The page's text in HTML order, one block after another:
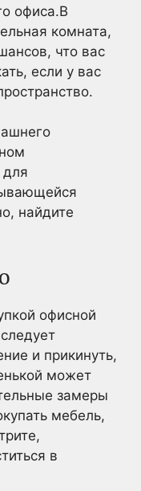
офиса.В
комната,
что вас
если у вас
для
найдите
офисной
и прикинуть,
может
замеры
мебель,
в